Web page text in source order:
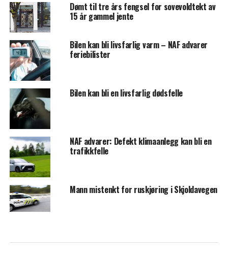
Dømt til tre års fengsel for sovevoldtekt av
15 år gammel jente
Bilen kan bli livsfarlig varm – NAF advarer
feriebilister
Bilen kan bli en livsfarlig dødsfelle
NAF advarer: Defekt klimaanlegg kan bli en
trafikkfelle
Mann mistenkt for ruskjøring i Skjoldavegen